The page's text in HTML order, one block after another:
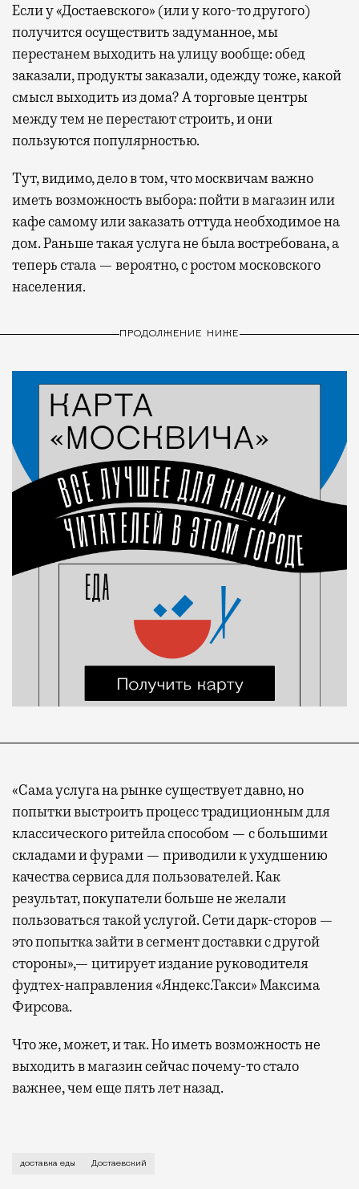
Если у «Достаевского» (или у кого-то другого)
получится осуществить задуманное, мы
перестанем выходить на улицу вообще: обед
заказали, продукты заказали, одежду тоже, какой
смысл выходить из дома? А торговые центры
между тем не перестают строить, и они
пользуются популярностью.
Тут, видимо, дело в том, что москвичам важно
иметь возможность выбора: пойти в магазин или
кафе самому или заказать оттуда необходимое на
дом. Раньше такая услуга не была востребована, а
теперь стала — вероятно, с ростом московского
населения.
ПРОДОЛЖЕНИЕ НИЖЕ
«Сама услуга на рынке существует давно, но
попытки выстроить процесс традиционным для
классического ритейла способом — с большими
складами и фурами — приводили к ухудшению
качества сервиса для пользователей. Как
результат, покупатели больше не желали
пользоваться такой услугой. Сети дарк-сторов —
это попытка зайти в сегмент доставки с другой
стороны»,— цитирует издание руководителя
фудтех-направления «Яндекс.Такси» Максима
Фирсова.
Что же, может, и так. Но иметь возможность не
выходить в магазин сейчас почему-то стало
важнее, чем еще пять лет назад.
Испугались ли крупнейшие кормильцы москвичей?
доставка еды Достаевский